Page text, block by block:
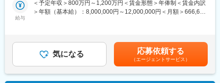
事業フェーズにより変動はございますが、下記のような業務を想
ジメントおよび組織育成
(2)ガバナンス構築
全社的なコーポレートガバナンス体制・内部統制の構築、および
給与
＜予定年収＞800万円～1,200万円＜賃金形態＞年俸制＜賃金内訳
＞年額（基本給）：8,000,000円～12,000,000円＜月額＞666,666
下する可能性があります。月給(月額)は固定手当を含めた表記で
す。
気になる 応募依頼する
（エージェントサービス）